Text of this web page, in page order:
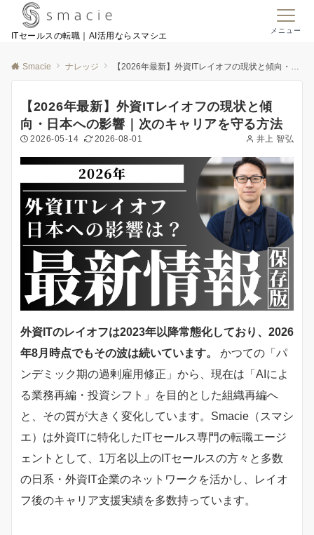
ITセールスの転職｜AI活用ならスマシエ
メニュー
Smacie ナレッジ 【2026年最新】外資ITレイオフの現状と傾向・日本への影響｜次のキャリアを守る方法
【2026年最新】外資ITレイオフの現状と傾
向・日本への影響｜次のキャリアを守る方法
2026-05-14 2026-08-01 井上 智弘
外資ITのレイオフは2023年以降常態化しており、2026
年8月時点でもその波は続いています。
かつての「パ
ンデミック期の過剰雇用修正」から、現在は「AIによ
る業務再編・投資シフト」を目的とした組織再編へ
と、その質が大きく変化しています。Smacie（スマシ
エ）は外資ITに特化したITセールス専門の転職エージ
ェントとして、1万名以上のITセールスの方々と多数
の日系・外資IT企業のネットワークを活かし、レイオ
フ後のキャリア支援実績を多数持っています。